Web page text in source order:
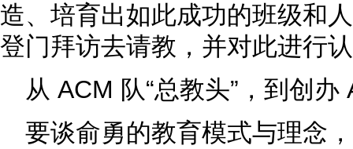
造、培育出如此成功的班级和
登门拜访去请教，并对此进行
从 ACM 队“总教头”，到创办
要谈俞勇的教育模式与理念